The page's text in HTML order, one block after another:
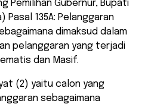
Pemilihan Gubernur, Bupati
Pasal 135A: Pelanggaran
dimaksud dalam
pelanggaran yang terjadi
dan Masif.
(2) yaitu calon yang
sebagaimana